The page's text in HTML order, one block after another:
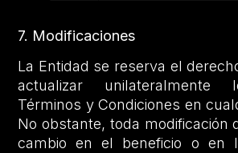
7. Modificaciones
La Entidad se reserva el
actualizar unilateralmente
Términos y Condiciones en
No obstante, toda modificación
cambio en el beneficio o en